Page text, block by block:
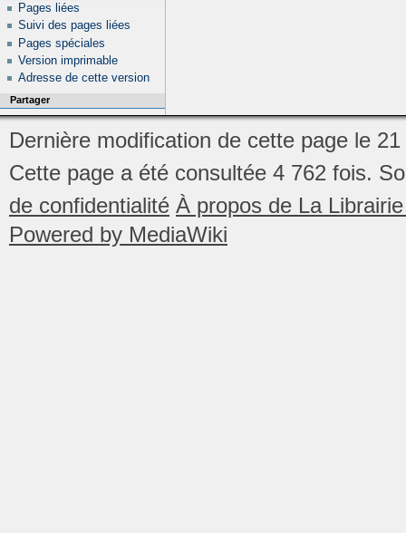
Pages liées
Suivi des pages liées
Pages spéciales
Version imprimable
Adresse de cette version
Partager
Dernière modification de cette page le
Cette page a été consultée 4 762 fois.
de confidentialité À propos de La
Powered by MediaWiki